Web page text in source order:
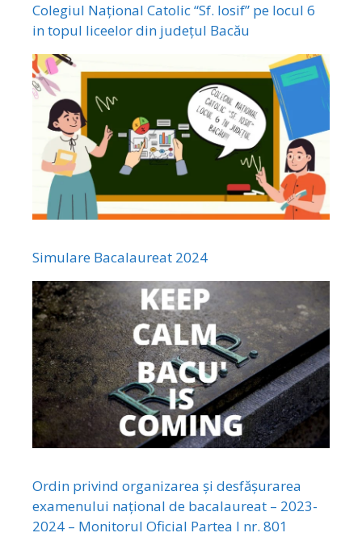
Colegiul Național Catolic “Sf. Iosif” pe locul 6
in topul liceelor din județul Bacău
Simulare Bacalaureat 2024
Ordin privind organizarea și desfășurarea
examenului național de bacalaureat – 2023-
2024 – Monitorul Oficial Partea I nr. 801